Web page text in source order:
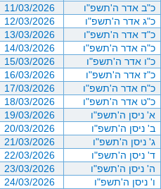
כ"ב אדר ה'תשפ"ו
11/03/2026
כ"ג אדר ה'תשפ"ו
12/03/2026
כ"ד אדר ה'תשפ"ו
13/03/2026
כ"ה אדר ה'תשפ"ו
14/03/2026
כ"ו אדר ה'תשפ"ו
15/03/2026
כ"ז אדר ה'תשפ"ו
16/03/2026
כ"ח אדר ה'תשפ"ו
17/03/2026
כ"ט אדר ה'תשפ"ו
18/03/2026
א' ניסן ה'תשפ"ו
19/03/2026
ב' ניסן ה'תשפ"ו
20/03/2026
ג' ניסן ה'תשפ"ו
21/03/2026
ד' ניסן ה'תשפ"ו
22/03/2026
ה' ניסן ה'תשפ"ו
23/03/2026
ו' ניסן ה'תשפ"ו
24/03/2026